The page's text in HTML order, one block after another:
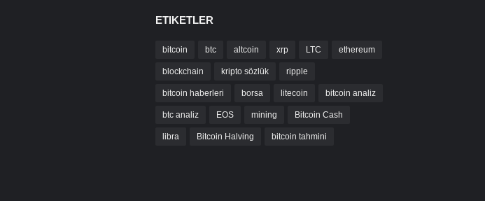
ETIKETLER
bitcoin btc altcoin xrp LTC ethereum
blockchain kripto sözlük ripple
bitcoin haberleri borsa litecoin bitcoin analiz
btc analiz EOS mining Bitcoin Cash
libra Bitcoin Halving bitcoin tahmini